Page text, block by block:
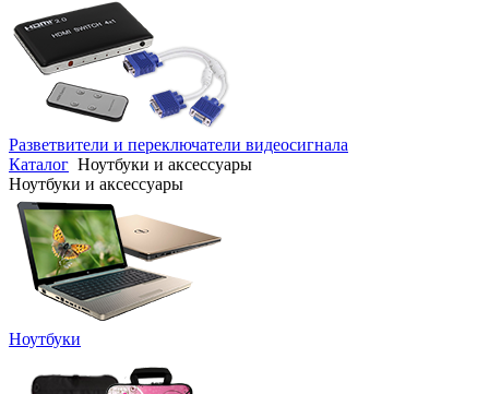
Разветвители и переключатели видеосигнала
Каталог Ноутбуки и аксессуары
Ноутбуки и аксессуары
Ноутбуки